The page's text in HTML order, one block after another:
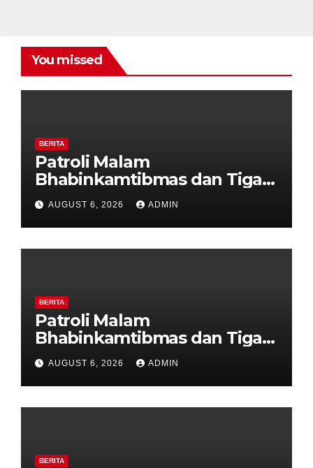
You missed
BERITA
Patroli Malam
Bhabinkamtibmas dan Tiga
Pilar Kelurahan Ungaran
Perkuat Kamtibmas, Warga
Diajak Aktifkan Ronda
AUGUST 6, 2026 ADMIN
BERITA
Patroli Malam
Bhabinkamtibmas dan Tiga
Pilar Kelurahan Ungaran
Perkuat Kamtibmas, Warga
Diajak Aktifkan Ronda
AUGUST 6, 2026 ADMIN
BERITA